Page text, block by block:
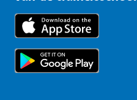
Trainers en begeleiders
Topsporters
Downloads
Voor de pers